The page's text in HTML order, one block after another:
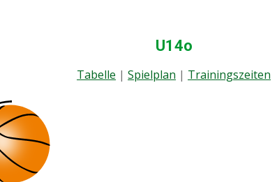
U14o
Tabelle | Spielplan | Trainingszeiten